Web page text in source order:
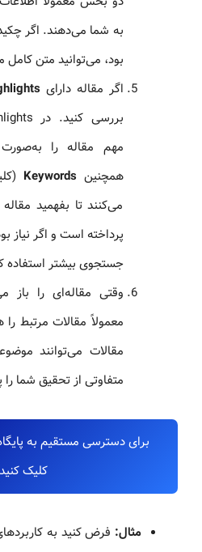
به شما می‌دهند. اگر
بود، می‌توانید متن کامل
اگر مقاله دارای
مهم مقاله را
همچنین Keywords
می‌کنند تا بفهمید
پرداخته است و اگر نیاز
جستجوی بیشتر استفاده
وقتی مقاله‌ای را باز
معمولاً مقالات مرتبط
مقالات می‌توانند
متفاوتی از تحقیق شما
کلیک
مثال: فرض کنید به